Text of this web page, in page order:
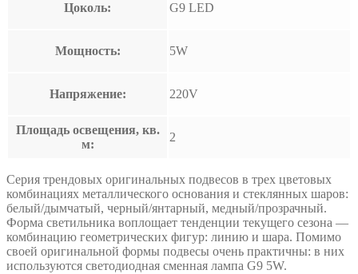
Цоколь: G9 LED
Мощность: 5W
Напряжение: 220V
Площадь освещения, кв.
м:
2
Серия трендовых оригинальных подвесов в трех цветовых
комбинациях металлического основания и стеклянных шаров:
белый/дымчатый, черный/янтарный, медный/прозрачный.
Форма светильника воплощает тенденции текущего сезона —
комбинацию геометрических фигур: линию и шара. Помимо
своей оригинальной формы подвесы очень практичны: в них
используются светодиодная сменная лампа G9 5W.